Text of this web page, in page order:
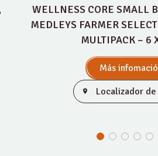
WELLNESS CORE SMALL
MEDLEYS FARMER
MULTIPACK – 6
Más
Localizador